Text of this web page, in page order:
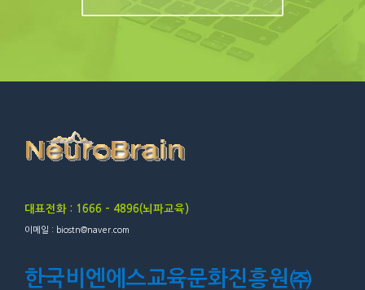
대표전화 : 1666 – 4896(뇌파교육)
이메일 : biostn@naver.com
한국비엔에스교육문화진흥원㈜